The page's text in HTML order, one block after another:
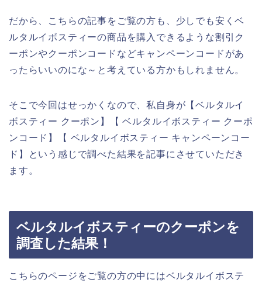
だから、こちらの記事をご覧の方も、少しでも安くベ
ルタルイボスティーの商品を購入できるような割引ク
ーポンやクーポンコードなどキャンペーンコードがあ
ったらいいのにな～と考えている方かもしれません。
そこで今回はせっかくなので、私自身が【ベルタルイ
ボスティー クーポン】【 ベルタルイボスティー クーポ
ンコード】【 ベルタルイボスティー キャンペーンコー
ド】という感じで調べた結果を記事にさせていただき
ます。
ベルタルイボスティーのクーポンを
調査した結果！
こちらのページをご覧の方の中にはベルタルイボステ